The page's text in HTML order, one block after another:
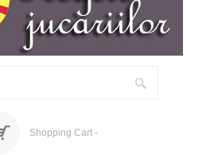
Shopping Cart -